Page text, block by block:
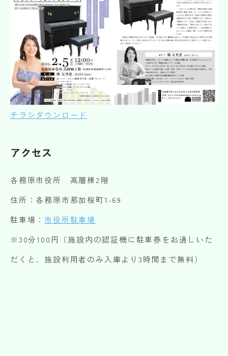
チラシダウンロード
アクセス
各務原市役所 高層棟2階
住所：各務原市那加桜町1-69
駐車場：市役所駐車場
※30分100円（施設内の認証機に駐車券をお通しいた
だくと、施設利用者のみ入庫より3時間まで無料）